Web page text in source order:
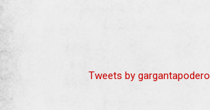
Tweets by gargantapodero